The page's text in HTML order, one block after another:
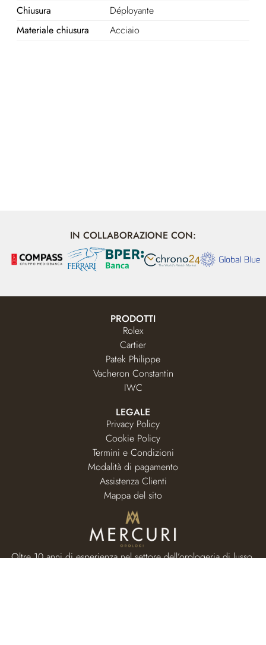
Chiusura
Déployante
Materiale chiusura
Acciaio
IN COLLABORAZIONE CON:
PRODOTTI
Rolex
Cartier
Patek Philippe
Vacheron Constantin
IWC
LEGALE
Privacy Policy
Cookie Policy
Termini e Condizioni
Modalità di pagamento
Assistenza Clienti
Mappa del sito
Oltre 10 anni di esperienza nel settore dell’orologeria di lusso.